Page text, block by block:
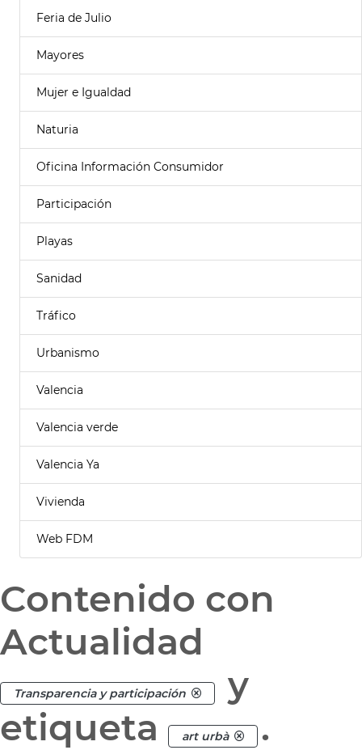
Feria de Julio
Mayores
Mujer e Igualdad
Naturia
Oficina Información Consumidor
Participación
Playas
Sanidad
Tráfico
Urbanismo
Valencia
Valencia verde
Valencia Ya
Vivienda
Web FDM
Contenido con
Actualidad
Transparencia y participación
y
etiqueta
art urbà .